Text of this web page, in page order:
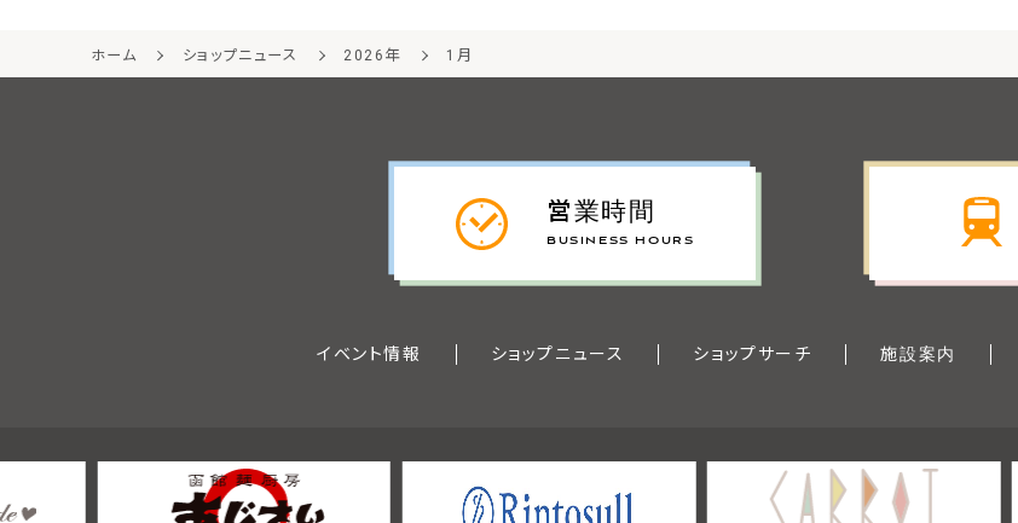
ホーム ショップニュース 2026年 1月
営業時間
BUSINESS HOURS
イベント情報 ショップニュース ショップサーチ 施設案内